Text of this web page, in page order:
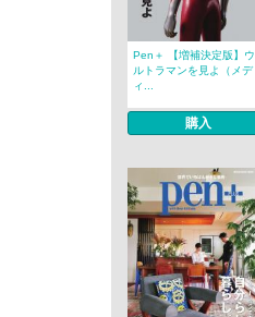
Pen＋ 【増補決定版】ウ
ルトラマンを見よ（メデ
ィ...
購入